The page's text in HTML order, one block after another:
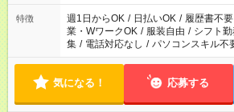
特徴 週1日からOK / 日払いOK / 履歴書不要
業・WワークOK / 服装自由 / シフト勤
集 / 電話対応なし / パソコンスキル不
気になる！ 応募する